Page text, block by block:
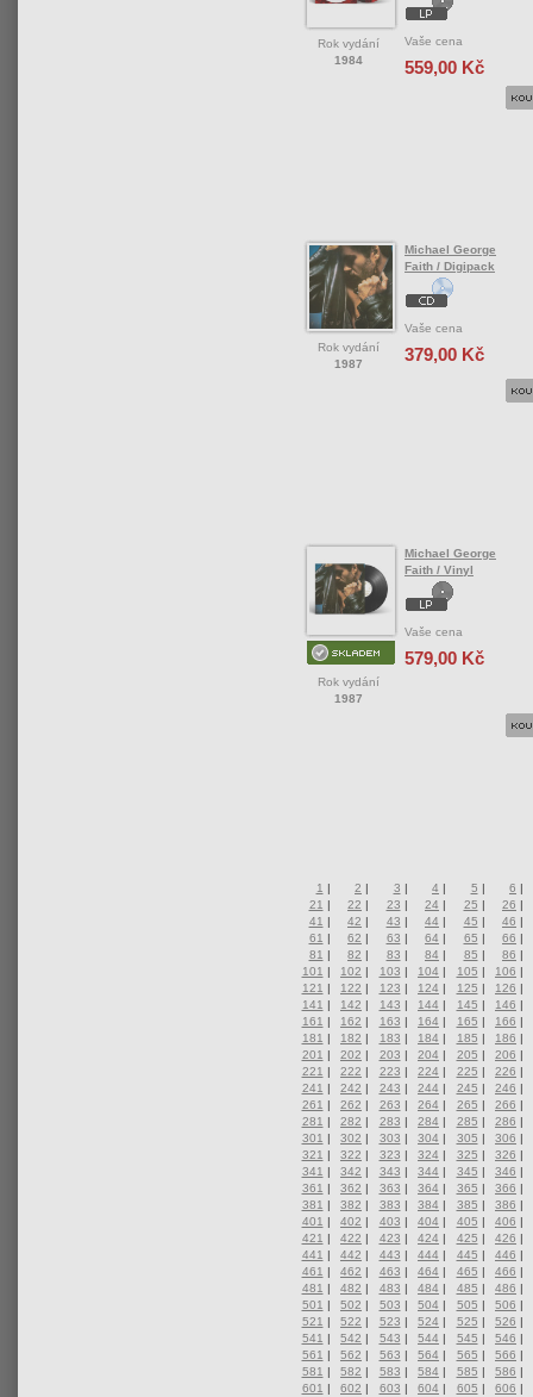
Rok vydání
1984
Vaše cena
559,00 Kč
Rok vydání
1987
Michael George
Faith / Digipack
Vaše cena
379,00 Kč
Rok vydání
1987
Michael George
Faith / Vinyl
Vaše cena
579,00 Kč
1 | 2 | 3 | 4 | 5 | 6 |
21 | 22 | 23 | 24 | 25 | 26 |
41 | 42 | 43 | 44 | 45 | 46 |
61 | 62 | 63 | 64 | 65 | 66 |
81 | 82 | 83 | 84 | 85 | 86 |
101 | 102 | 103 | 104 | 105 | 106 |
121 | 122 | 123 | 124 | 125 | 126 |
141 | 142 | 143 | 144 | 145 | 146 |
161 | 162 | 163 | 164 | 165 | 166 |
181 | 182 | 183 | 184 | 185 | 186 |
201 | 202 | 203 | 204 | 205 | 206 |
221 | 222 | 223 | 224 | 225 | 226 |
241 | 242 | 243 | 244 | 245 | 246 |
261 | 262 | 263 | 264 | 265 | 266 |
281 | 282 | 283 | 284 | 285 | 286 |
301 | 302 | 303 | 304 | 305 | 306 |
321 | 322 | 323 | 324 | 325 | 326 |
341 | 342 | 343 | 344 | 345 | 346 |
361 | 362 | 363 | 364 | 365 | 366 |
381 | 382 | 383 | 384 | 385 | 386 |
401 | 402 | 403 | 404 | 405 | 406 |
421 | 422 | 423 | 424 | 425 | 426 |
441 | 442 | 443 | 444 | 445 | 446 |
461 | 462 | 463 | 464 | 465 | 466 |
481 | 482 | 483 | 484 | 485 | 486 |
501 | 502 | 503 | 504 | 505 | 506 |
521 | 522 | 523 | 524 | 525 | 526 |
541 | 542 | 543 | 544 | 545 | 546 |
561 | 562 | 563 | 564 | 565 | 566 |
581 | 582 | 583 | 584 | 585 | 586 |
601 | 602 | 603 | 604 | 605 | 606 |